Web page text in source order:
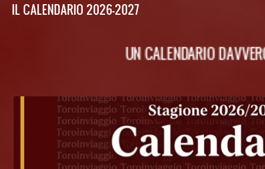
IL CALENDARIO 2026-2027
UN CALENDARIO DAVVERO